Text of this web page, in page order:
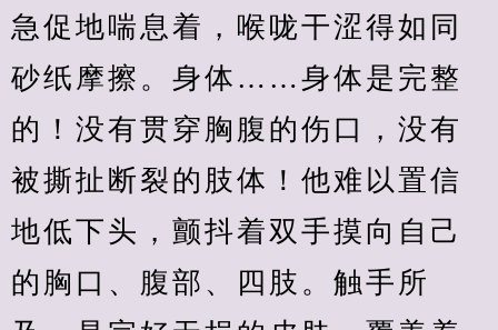
急促地喘息着，喉咙干涩得如同
砂纸摩擦。身体……身体是完整
的！没有贯穿胸腹的伤口，没有
被撕扯断裂的肢体！他难以置信
地低下头，颤抖着双手摸向自己
的胸口、腹部、四肢。触手所